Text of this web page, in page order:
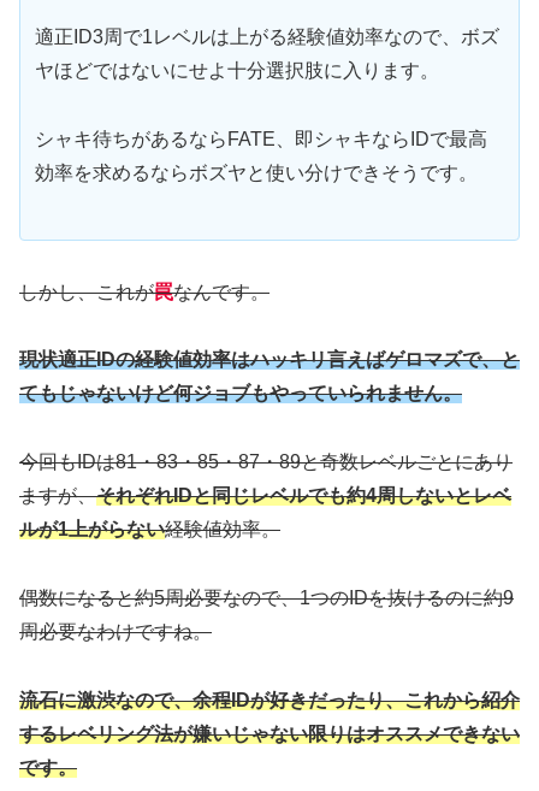
適正ID3周で1レベルは上がる経験値効率なので、ボズ
ヤほどではないにせよ十分選択肢に入ります。
シャキ待ちがあるならFATE、即シャキならIDで最高
効率を求めるならボズヤと使い分けできそうです。
しかし、これが罠なんです。
現状適正IDの経験値効率はハッキリ言えばゲロマズで、と
てもじゃないけど何ジョブもやっていられません。
今回もIDは81・83・85・87・89と奇数レベルごとにあり
ますが、それぞれIDと同じレベルでも約4周しないとレベ
ルが1上がらない経験値効率。
偶数になると約5周必要なので、1つのIDを抜けるのに約9
周必要なわけですね。
流石に激渋なので、余程IDが好きだったり、これから紹介
するレベリング法が嫌いじゃない限りはオススメできない
です。